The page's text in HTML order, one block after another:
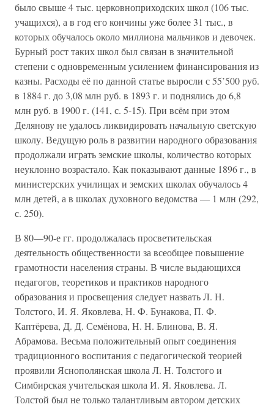
было свыше 4 тыс. церковноприходских школ (106 тыс.
учащихся), а в год его кончины уже более 31 тыс., в
которых обучалось около миллиона мальчиков и девочек.
Бурный рост таких школ был связан в значительной
степени с одновременным усилением финансирования из
казны. Расходы её по данной статье выросли с 55’500 руб.
в 1884 г. до 3,08 млн руб. в 1893 г. и поднялись до 6,8
млн руб. в 1900 г. (141, с. 5-15). При всём при этом
Делянову не удалось ликвидировать начальную светскую
школу. Ведущую роль в развитии народного образования
продолжали играть земские школы, количество которых
неуклонно возрастало. Как показывают данные 1896 г., в
министерских училищах и земских школах обучалось 4
млн детей, а в школах духовного ведомства — 1 млн (292,
с. 250).
В 80—90-е гг. продолжалась просветительская
деятельность общественности за всеобщее повышение
грамотности населения страны. В числе выдающихся
педагогов, теоретиков и практиков народного
образования и просвещения следует назвать Л. Н.
Толстого, И. Я. Яковлева, Н. Ф. Бунакова, П. Ф.
Каптёрева, Д. Д. Семёнова, Н. Н. Блинова, В. Я.
Абрамова. Весьма положительный опыт соединения
традиционного воспитания с педагогической теорией
проявили Яснополянская школа Л. Н. Толстого и
Симбирская учительская школа И. Я. Яковлева. Л.
Толстой был не только талантливым автором детских